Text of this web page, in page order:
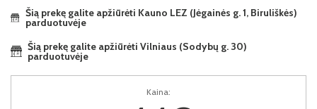
Šią prekę galite apžiūrėti Kauno LEZ (Jėgainės g. 1, Biruliškės)
parduotuvėje
Šią prekę galite apžiūrėti Vilniaus (Sodybų g. 30)
parduotuvėje
Kaina: